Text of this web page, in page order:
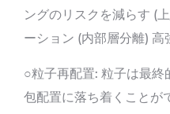
ングのリスクを減らす (
ーション (内部層分離) 高
○粒子再配置: 粒子は最
包配置に落ち着くことが